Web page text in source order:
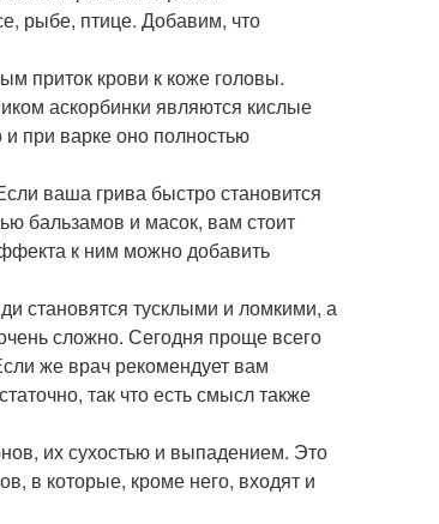
рыбе, птице. Добавим, что
приток крови к коже головы.
аскорбинки являются кислые
при варке оно полностью
ваша грива быстро становится
бальзамов и масок, вам стоит
к ним можно добавить
становятся тусклыми и ломкими, а
сложно. Сегодня проще всего
же врач рекомендует вам
так что есть смысл также
их сухостью и выпадением. Это
в которые, кроме него, входят и